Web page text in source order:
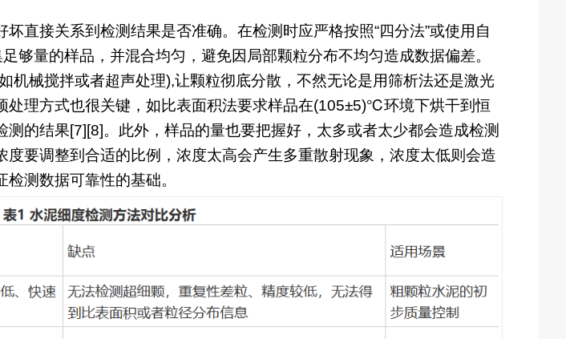
直接关系到检测结果是否准确。在检测时应严格按照“四分法”或使用自
够量的样品，并混合均匀，避免因局部颗粒分布不均匀造成数据偏差。
机械搅拌或者超声处理),让颗粒彻底分散，不然无论是用筛析法还是激光
处理方式也很关键，如比表面积法要求样品在(105±5)℃环境下烘干到恒
的结果[7][8]。此外，样品的量也要把握好，太多或者太少都会造成检测
要调整到合适的比例，浓度太高会产生多重散射现象，浓度太低则会造
测数据可靠性的基础。